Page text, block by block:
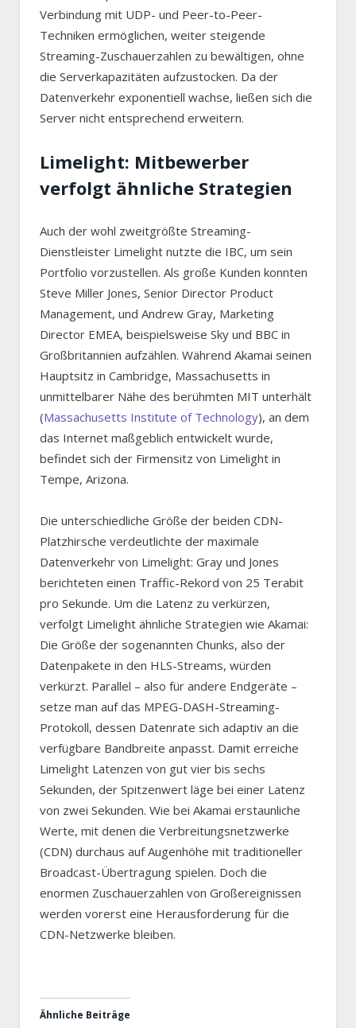
Verbindung mit UDP- und Peer-to-Peer-
Techniken ermöglichen, weiter steigende
Streaming-Zuschauerzahlen zu bewältigen, ohne
die Serverkapazitäten aufzustocken. Da der
Datenverkehr exponentiell wachse, ließen sich die
Server nicht entsprechend erweitern.
Limelight: Mitbewerber
verfolgt ähnliche Strategien
Auch der wohl zweitgrößte Streaming-
Dienstleister Limelight nutzte die IBC, um sein
Portfolio vorzustellen. Als große Kunden konnten
Steve Miller Jones, Senior Director Product
Management, und Andrew Gray, Marketing
Director EMEA, beispielsweise Sky und BBC in
Großbritannien aufzählen. Während Akamai seinen
Hauptsitz in Cambridge, Massachusetts in
unmittelbarer Nähe des berühmten MIT unterhält
(Massachusetts Institute of Technology), an dem
das Internet maßgeblich entwickelt wurde,
befindet sich der Firmensitz von Limelight in
Tempe, Arizona.
Die unterschiedliche Größe der beiden CDN-
Platzhirsche verdeutlichte der maximale
Datenverkehr von Limelight: Gray und Jones
berichteten einen Traffic-Rekord von 25 Terabit
pro Sekunde. Um die Latenz zu verkürzen,
verfolgt Limelight ähnliche Strategien wie Akamai:
Die Größe der sogenannten Chunks, also der
Datenpakete in den HLS-Streams, würden
verkürzt. Parallel – also für andere Endgeräte –
setze man auf das MPEG-DASH-Streaming-
Protokoll, dessen Datenrate sich adaptiv an die
verfügbare Bandbreite anpasst. Damit erreiche
Limelight Latenzen von gut vier bis sechs
Sekunden, der Spitzenwert läge bei einer Latenz
von zwei Sekunden. Wie bei Akamai erstaunliche
Werte, mit denen die Verbreitungsnetzwerke
(CDN) durchaus auf Augenhöhe mit traditioneller
Broadcast-Übertragung spielen. Doch die
enormen Zuschauerzahlen von Großereignissen
werden vorerst eine Herausforderung für die
CDN-Netzwerke bleiben.
Ähnliche Beiträge